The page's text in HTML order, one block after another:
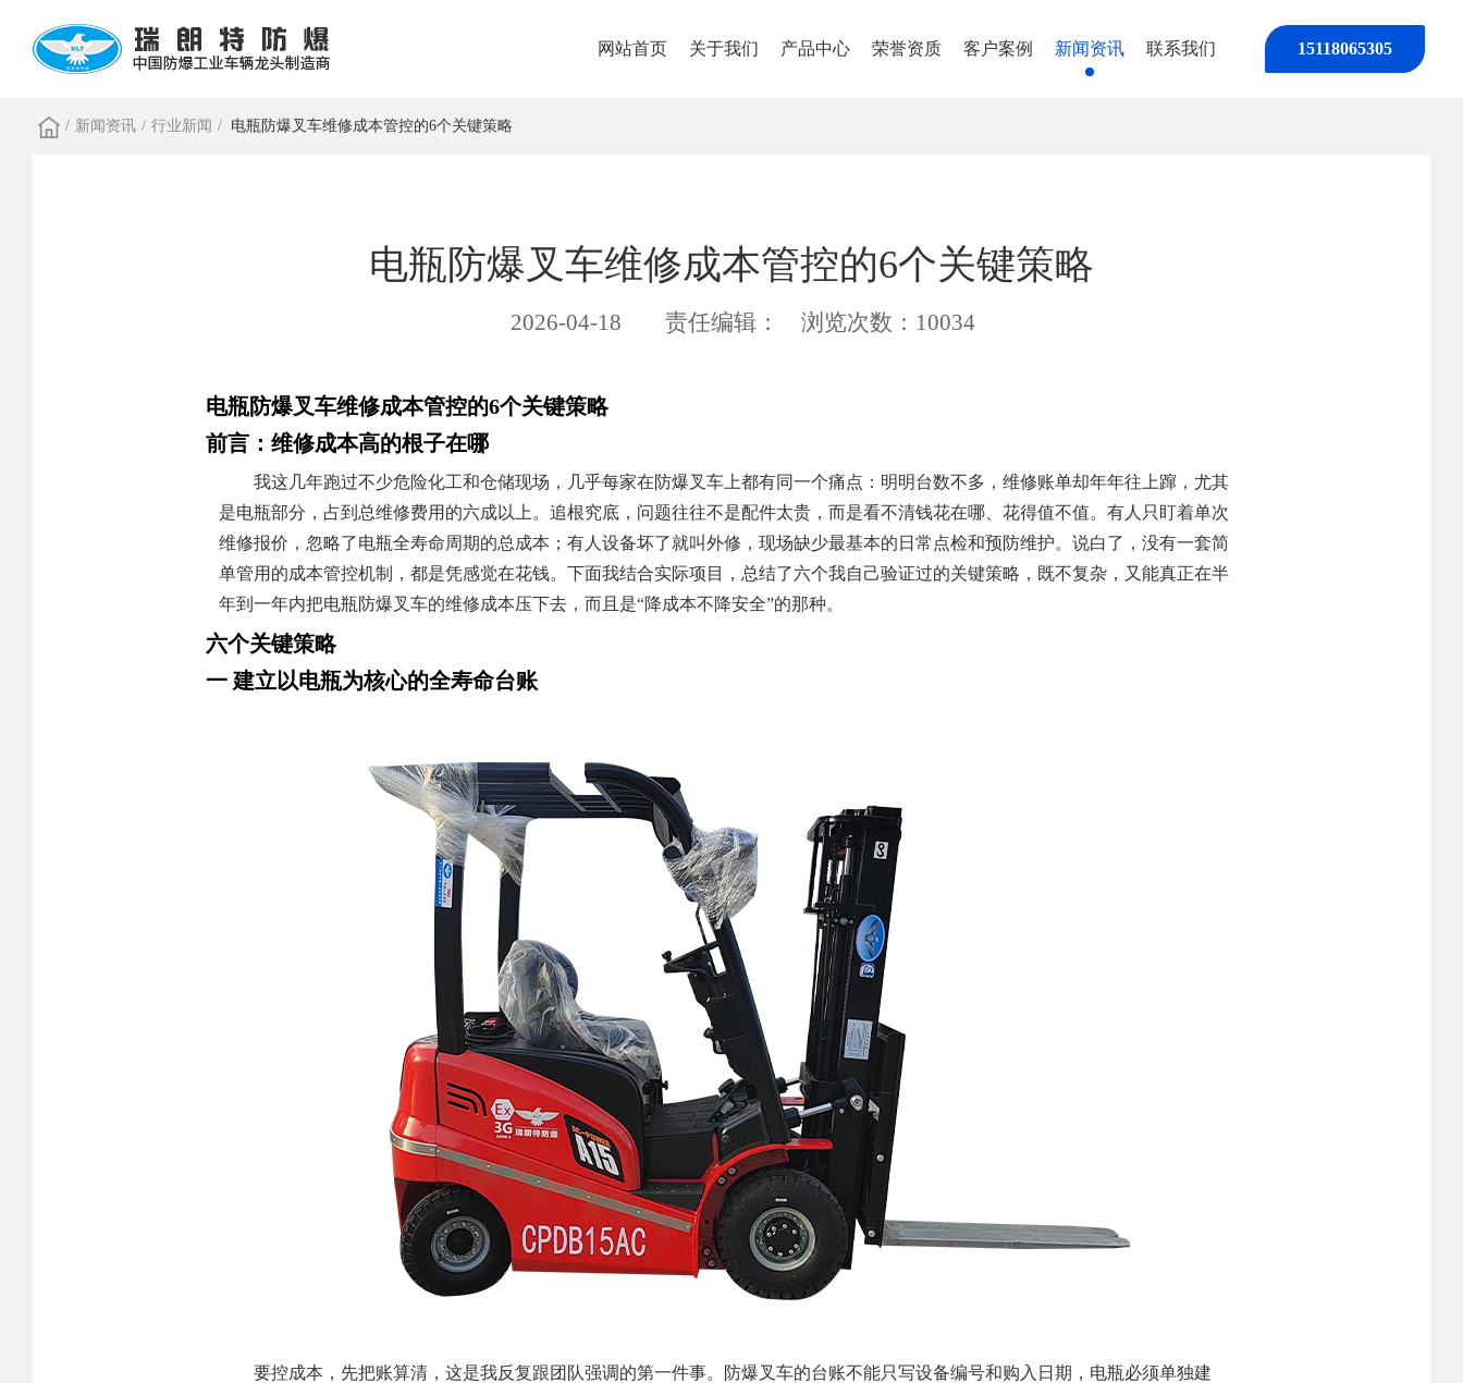
网站首页 关于我们 产品中心 荣誉资质 客户案例 新闻资讯 联系我们 15118065305
/ 新闻资讯 / 行业新闻 / 电瓶防爆叉车维修成本管控的6个关键策略
电瓶防爆叉车维修成本管控的6个关键策略
2026-04-18 责任编辑： 浏览次数：10034
电瓶防爆叉车维修成本管控的6个关键策略
前言：维修成本高的根子在哪
我这几年跑过不少危险化工和仓储现场，几乎每家在防爆叉车上都有同一个痛点：明明台数不多，维修账单却年年往上蹿，尤其
是电瓶部分，占到总维修费用的六成以上。追根究底，问题往往不是配件太贵，而是看不清钱花在哪、花得值不值。有人只盯着单次
维修报价，忽略了电瓶全寿命周期的总成本；有人设备坏了就叫外修，现场缺少最基本的日常点检和预防维护。说白了，没有一套简
单管用的成本管控机制，都是凭感觉在花钱。下面我结合实际项目，总结了六个我自己验证过的关键策略，既不复杂，又能真正在半
年到一年内把电瓶防爆叉车的维修成本压下去，而且是“降成本不降安全”的那种。
六个关键策略
一 建立以电瓶为核心的全寿命台账
要控成本，先把账算清，这是我反复跟团队强调的第一件事。防爆叉车的台账不能只写设备编号和购入日期，电瓶必须单独建